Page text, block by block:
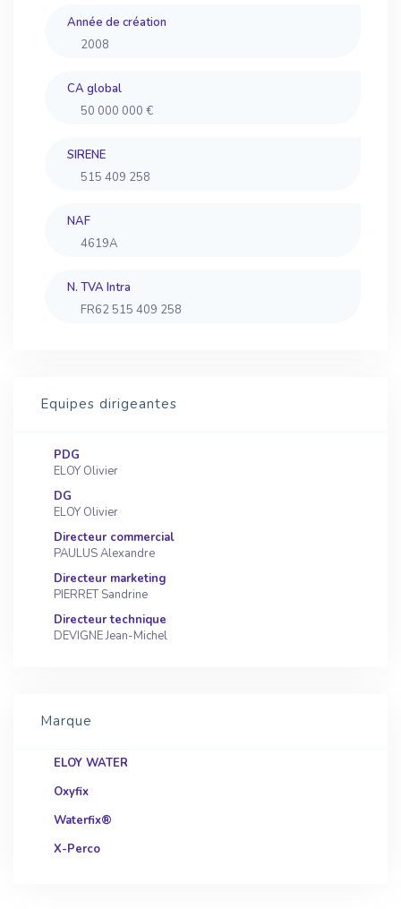
Année de création
2008
CA global
50 000 000 €
SIRENE
515 409 258
NAF
4619A
N. TVA Intra
FR62 515 409 258
Equipes dirigeantes
PDG
ELOY Olivier
DG
ELOY Olivier
Directeur commercial
PAULUS Alexandre
Directeur marketing
PIERRET Sandrine
Directeur technique
DEVIGNE Jean-Michel
Marque
ELOY WATER
Oxyfix
Waterfix®
X-Perco